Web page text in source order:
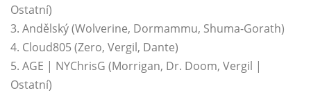
Ostatní)
3. Andělský (Wolverine, Dormammu, Shuma-Gorath)
4. Cloud805 (Zero, Vergil, Dante)
5. AGE | NYChrisG (Morrigan, Dr. Doom, Vergil |
Ostatní)